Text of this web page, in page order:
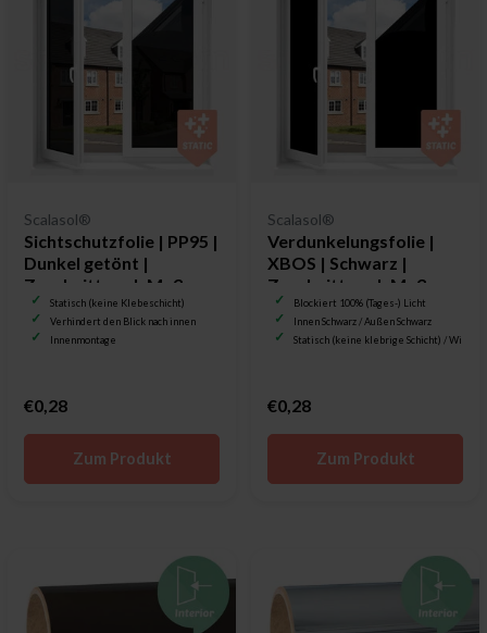
Scalasol®
Sichtschutzfolie | PP95 |
Dunkel getönt |
Zuschnitt nach Maß
Statisch (keine Klebeschicht)
Verhindert den Blick nach innen
Innenmontage
€0,28
Zum Produkt
Scalasol®
Verdunkelungsfolie |
XBOS | Schwarz |
Zuschnitt nach Maß
Blockiert 100% (Tages-) Licht
Innen Schwarz / Außen Schwarz
Statisch (keine klebrige Schicht) /
€0,28
Zum Produkt